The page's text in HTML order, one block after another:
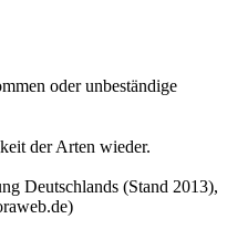
oder unbeständige
der Arten wieder.
Deutschlands (Stand 2013),